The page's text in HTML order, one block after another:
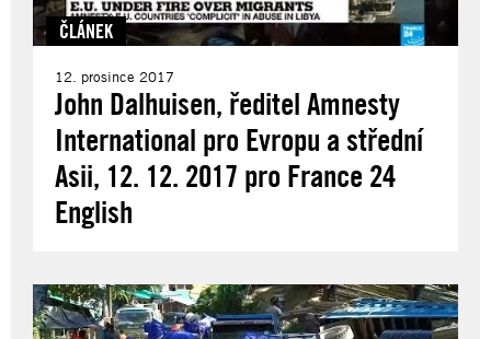
ČLÁNEK
12. prosince 2017
John Dalhuisen, ředitel Amnesty
International pro Evropu a střední
Asii, 12. 12. 2017 pro France 24
English